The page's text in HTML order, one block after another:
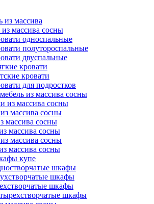
из массива
массива сосны
односпальные
полутороспальные
двуспальные
кровати
кровати
для подростков
из массива сосны
из массива сосны
массива сосны
массива сосны
массива сосны
массива сосны
массива сосны
купе
шкафы
шкафы
шкафы
шкафы